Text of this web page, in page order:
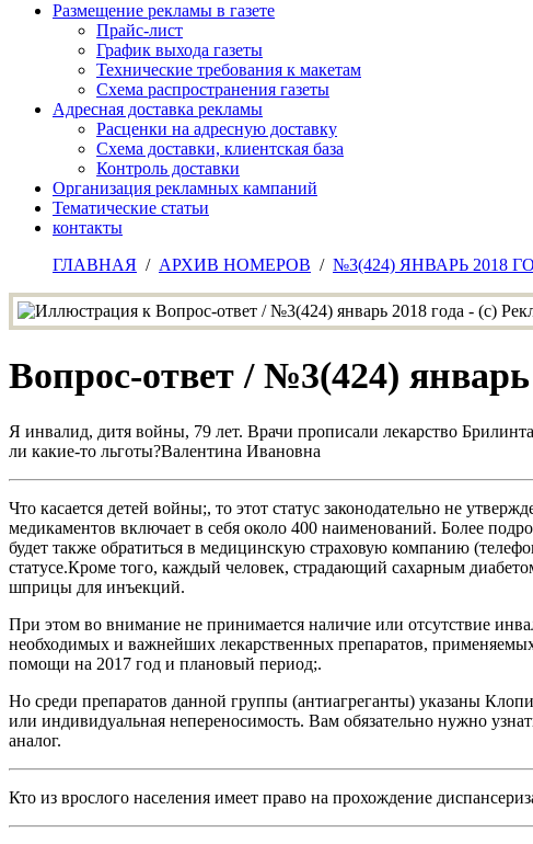
Размещение рекламы в газете
Прайс-лист
График выхода газеты
Технические требования к макетам
Схема распространения газеты
Адресная доставка рекламы
Расценки на адресную доставку
Схема доставки, клиентская база
Контроль доставки
Организация рекламных кампаний
Тематические статьи
контакты
ГЛАВНАЯ / АРХИВ НОМЕРОВ / №3(424) ЯНВАРЬ 2018
Вопрос-ответ / №3(424) январь
Я инвалид, дитя войны, 79 лет. Врачи прописали лекарство
ли какие-то льготы?Валентина Ивановна
Что касается детей войны;, то этот статус законодательно не
медикаментов включает в себя около 400 наименований. Более
будет также обратиться в медицинскую страховую компанию
статусе.Кроме того, каждый человек, страдающий сахарным
шприцы для инъекций.
При этом во внимание не принимается наличие или отсутствие
необходимых и важнейших лекарственных препаратов,
помощи на 2017 год и плановый период;.
Но среди препаратов данной группы (антиагреганты) указаны
или индивидуальная непереносимость. Вам обязательно нужно
аналог.
Кто из врослого населения имеет право на прохождение